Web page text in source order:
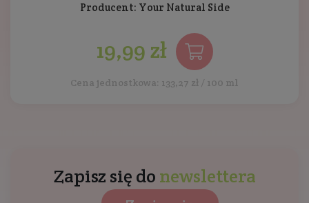
Producent: Your Natural Side
19,99 zł
Cena jednostkowa: 133,27 zł / 100 ml
Zapisz się do newslettera